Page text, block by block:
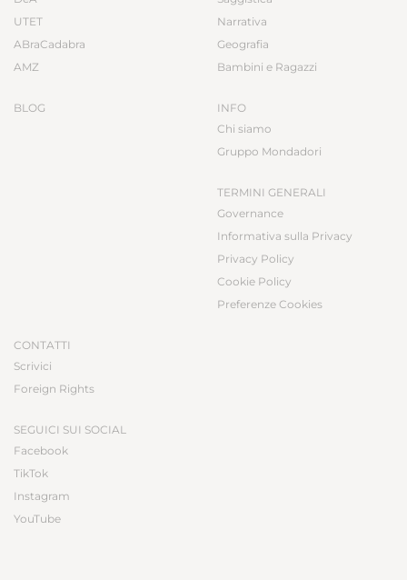
UTET
ABraCadabra
AMZ
BLOG
Narrativa
Geografia
Bambini e Ragazzi
INFO
Chi siamo
Gruppo Mondadori
TERMINI GENERALI
Governance
Informativa sulla Privacy
Privacy Policy
Cookie Policy
Preferenze Cookies
CONTATTI
Scrivici
Foreign Rights
SEGUICI SUI SOCIAL
Facebook
TikTok
Instagram
YouTube